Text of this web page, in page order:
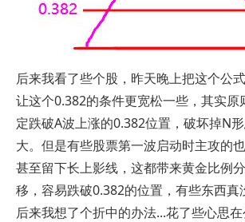
后来我看了些个股，昨天晚上把这个公
让这个0.382的条件更宽松一些，其实原
定跌破A波上涨的0.382位置，破坏掉N
大。但是有些股票第一波启动时主攻的
甚至留下长上影线，这都带来黄金比例
移，容易跌破0.382的位置，有些东西真
后来我想了个折中的办法...花了些心思